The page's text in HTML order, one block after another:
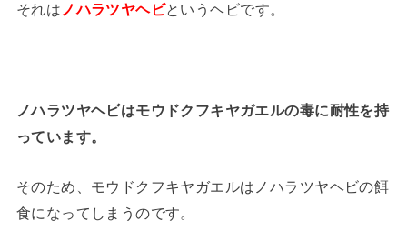
それは ノハラツヤヘビというヘビです。
ノハラツヤヘビはモウドクフキヤガエルの毒に耐性を持
っています。
そのため、モウドクフキヤガエルはノハラツヤヘビの餌
食になってしまうのです。